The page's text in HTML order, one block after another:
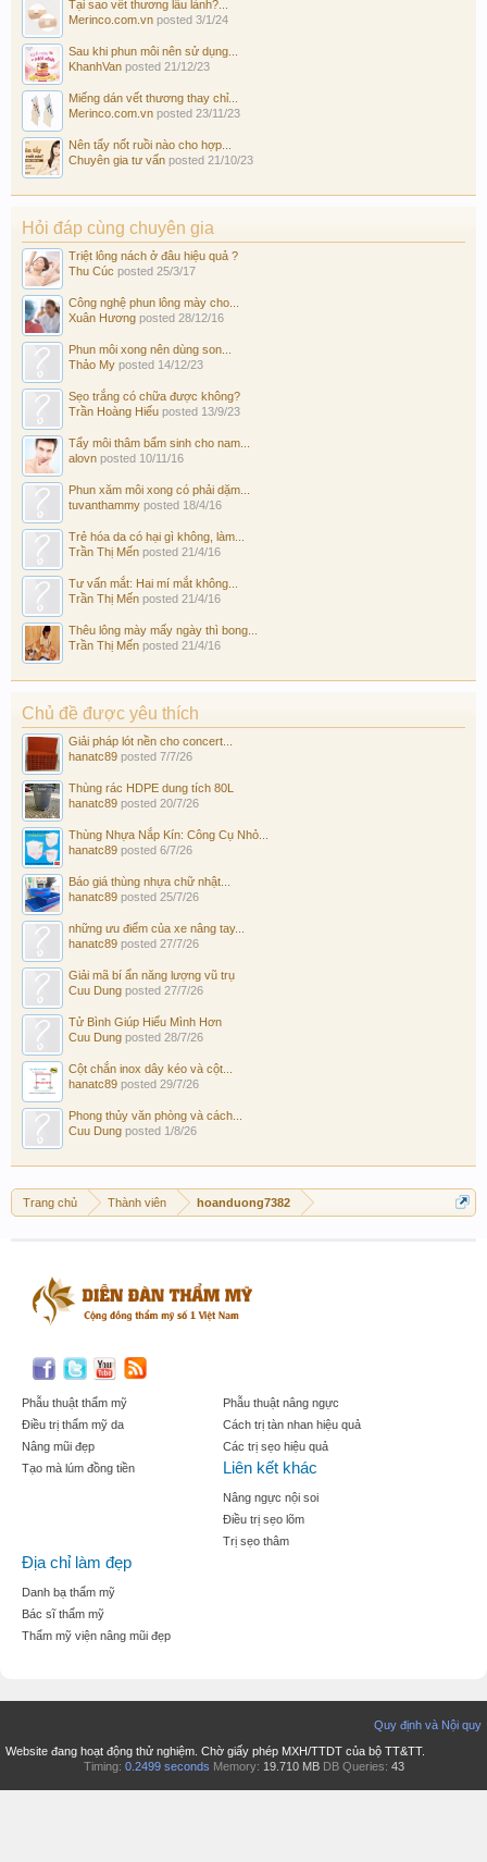
Tại sao vết thương lâu lành?...
Merinco.com.vn posted 3/1/24
Sau khi phun môi nên sử dụng...
KhanhVan posted 21/12/23
Miếng dán vết thương thay chỉ...
Merinco.com.vn posted 23/11/23
Nên tẩy nốt ruồi nào cho hợp...
Chuyên gia tư vấn posted 21/10/23
Hỏi đáp cùng chuyên gia
Triệt lông nách ở đâu hiệu quả ?
Thu Cúc posted 25/3/17
Công nghệ phun lông mày cho...
Xuân Hương posted 28/12/16
Phun môi xong nên dùng son...
Thảo My posted 14/12/23
Sẹo trắng có chữa được không?
Trần Hoàng Hiếu posted 13/9/23
Tẩy môi thâm bẩm sinh cho nam...
alovn posted 10/11/16
Phun xăm môi xong có phải dặm...
tuvanthammy posted 18/4/16
Trẻ hóa da có hại gì không, làm...
Trần Thị Mến posted 21/4/16
Tư vấn mắt: Hai mí mắt không...
Trần Thị Mến posted 21/4/16
Thêu lông mày mấy ngày thì bong...
Trần Thị Mến posted 21/4/16
Chủ đề được yêu thích
Giải pháp lót nền cho concert...
hanatc89 posted 7/7/26
Thùng rác HDPE dung tích 80L
hanatc89 posted 20/7/26
Thùng Nhựa Nắp Kín: Công Cụ Nhỏ...
hanatc89 posted 6/7/26
Báo giá thùng nhựa chữ nhật...
hanatc89 posted 25/7/26
những ưu điểm của xe nâng tay...
hanatc89 posted 27/7/26
Giải mã bí ẩn năng lượng vũ trụ
Cuu Dung posted 27/7/26
Tử Bình Giúp Hiểu Mình Hơn
Cuu Dung posted 28/7/26
Cột chắn inox dây kéo và cột...
hanatc89 posted 29/7/26
Phong thủy văn phòng và cách...
Cuu Dung posted 1/8/26
Trang chủ Thành viên hoanduong7382
Phẫu thuật thẩm mỹ
Điều trị thẩm mỹ da
Nâng mũi đẹp
Tạo mà lúm đồng tiền
Phẫu thuật nâng ngực
Cách trị tàn nhan hiệu quả
Các trị sẹo hiệu quả
Liên kết khác
Nâng ngực nội soi
Điều trị sẹo lõm
Trị sẹo thâm
Địa chỉ làm đẹp
Danh bạ thẩm mỹ
Bác sĩ thẩm mỹ
Thẩm mỹ viện nâng mũi đẹp
Quy định và Nội quy
Website đang hoạt động thử nghiệm. Chờ giấy phép MXH/TTDT của bộ TT&TT.
Timing: 0.2499 seconds Memory: 19.710 MB DB Queries: 43